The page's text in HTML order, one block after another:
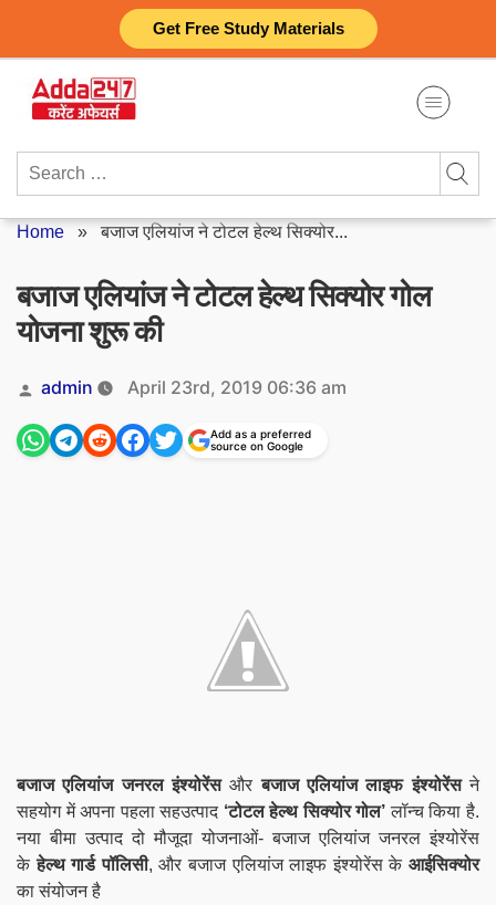
Get Free Study Materials
content
Search
Home »बजाज एलियांज ने टोटल हेल्थ सिक्योर...
बजाज एलियांज ने टोटल हेल्थ सिक्योर गोल
योजना शुरू की
Posted
by
admin April 23rd, 2019 06:36 am
Add as a preferred
source on Google
बजाज एलियांज जनरल इंश्योरेंसऔर बजाज एलियांज लाइफ इंश्योरेंसने
सहयोग में अपना पहला सहउत्पाद ‘टोटल हेल्थ सिक्योर गोल’ लॉन्च किया है.
नया बीमा उत्पाद दो मौजूदा योजनाओं- बजाज एलियांज जनरल इंश्योरेंस
केहेल्थ गार्ड पॉलिसी, और बजाज एलियांज लाइफ इंश्योरेंस केआईसिक्योर
का संयोजन है